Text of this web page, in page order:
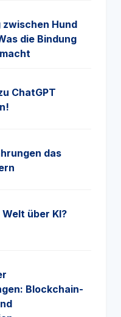
zwischen Hund
die Bindung
ChatGPT
das
über KI?
Blockchain-